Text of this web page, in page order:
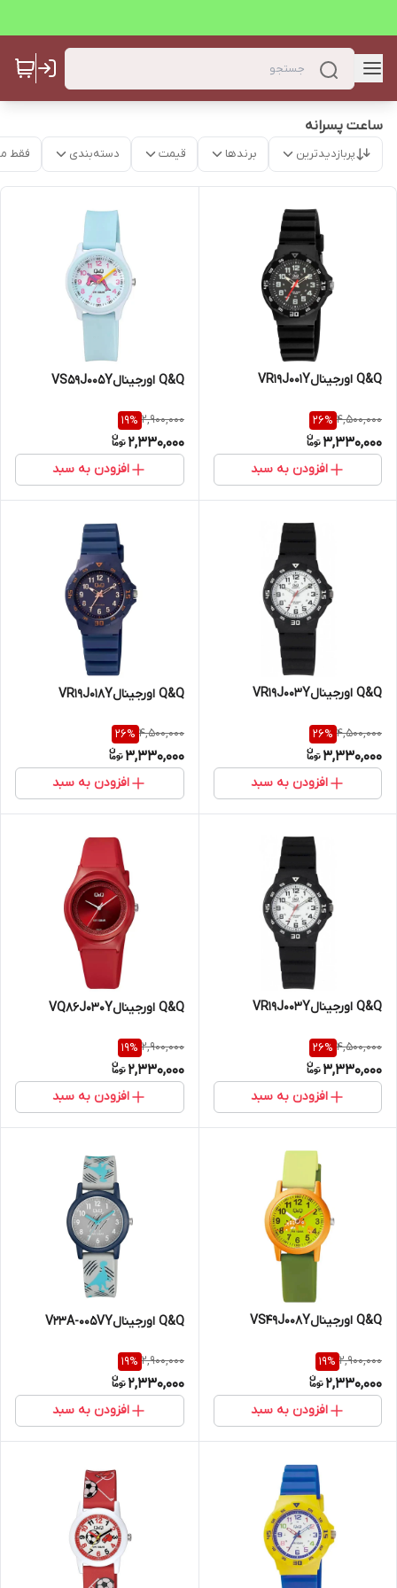
ساعت پسرانه
پربازدیدترین برندها قیمت دسته‌بندی فقط
Q&Q اورجینالVR19J001Y
4,500,000
26%
3,330,000
افزودن به سبد
Q&Q اورجینالVS59J005Y
2,900,000
19%
2,330,000
افزودن به سبد
Q&Q اورجینالVR19J003Y
4,500,000
26%
3,330,000
افزودن به سبد
Q&Q اورجینالVR19J018Y
4,500,000
26%
3,330,000
افزودن به سبد
Q&Q اورجینالVR19J003Y
4,500,000
26%
3,330,000
افزودن به سبد
Q&Q اورجینالVQ86J030Y
2,900,000
19%
2,330,000
افزودن به سبد
Q&Q اورجینالVS49J008Y
2,900,000
19%
2,330,000
افزودن به سبد
Q&Q اورجینالV23A-005VY
2,900,000
19%
2,330,000
افزودن به سبد